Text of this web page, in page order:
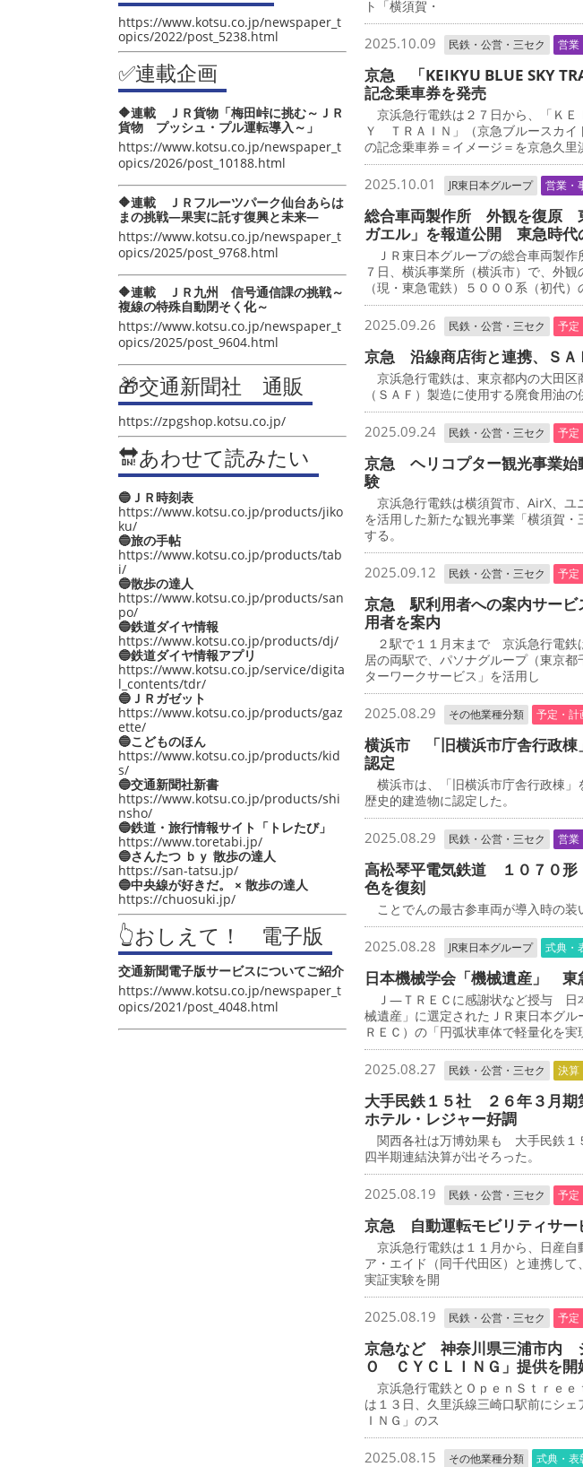
https://www.kotsu.co.jp/newspaper_t
opics/2022/post_5238.html
✅連載企画
🔶連載 ＪＲ貨物「梅田峠に挑む～ＪＲ
貨物 プッシュ・プル運転導入～」
https://www.kotsu.co.jp/newspaper_t
opics/2026/post_10188.html
🔶連載 ＪＲフルーツパーク仙台あらは
まの挑戦―果実に託す復興と未来―
https://www.kotsu.co.jp/newspaper_t
opics/2025/post_9768.html
🔶連載 ＪＲ九州 信号通信課の挑戦～
複線の特殊自動閉そく化～
https://www.kotsu.co.jp/newspaper_t
opics/2025/post_9604.html
🎁交通新聞社 通販
https://zpgshop.kotsu.co.jp/
🔛あわせて読みたい
🔵ＪＲ時刻表
https://www.kotsu.co.jp/products/jiko
ku/
🔵旅の手帖
https://www.kotsu.co.jp/products/tab
i/
🔵散歩の達人
https://www.kotsu.co.jp/products/san
po/
🔵鉄道ダイヤ情報
https://www.kotsu.co.jp/products/dj/
🔵鉄道ダイヤ情報アプリ
https://www.kotsu.co.jp/service/digita
l_contents/tdr/
🔵ＪＲガゼット
https://www.kotsu.co.jp/products/gaz
ette/
🔵こどものほん
https://www.kotsu.co.jp/products/kid
s/
🔵交通新聞社新書
https://www.kotsu.co.jp/products/shi
nsho/
🔵鉄道・旅行情報サイト「トレたび」
https://www.toretabi.jp/
🔵さんたつ ｂｙ 散歩の達人
https://san-tatsu.jp/
🔵中央線が好きだ。 × 散歩の達人
https://chuosuki.jp/
👆おしえて！ 電子版
交通新聞電子版サービスについてご紹介
https://www.kotsu.co.jp/newspaper_t
opics/2021/post_4048.html
ト「横須賀・
2025.10.09 民鉄・公営・三セク 営業
京急 「KEIKYU BLUE SKY
記念乗車券を発売
京浜急行電鉄は２７日から、「Ｋ
Ｙ ＴＲＡＩＮ」（京急ブルースカイ
の記念乗車券＝イメージ＝を京急久里
2025.10.01 JR東日本グループ 営業・
総合車両製作所 外観を復原
ガエル」を報道公開 東急時代
ＪＲ東日本グループの総合車両製
７日、横浜事業所（横浜市）で、外
（現・東急電鉄）５０００系（初代）
2025.09.26 民鉄・公営・三セク 予定
京急 沿線商店街と連携、ＳＡ
京浜急行電鉄は、東京都内の大田区
（ＳＡＦ）製造に使用する廃食用油の
2025.09.24 民鉄・公営・三セク 予定
京急 ヘリコプター観光事業
験
京浜急行電鉄は横須賀市、AirX、ユ
を活用した新たな観光事業「横須賀
する。
2025.09.12 民鉄・公営・三セク 予定
京急 駅利用者への案内サー
用者を案内
２駅で１１月末まで 京浜急行電鉄
居の両駅で、パソナグループ（東京
ターワークサービス」を活用し
2025.08.29 その他業種分類 予定・計
横浜市 「旧横浜市庁舎行政
認定
横浜市は、「旧横浜市庁舎行政棟」
歴史的建造物に認定した。
2025.08.29 民鉄・公営・三セク 営業
高松琴平電気鉄道 １０７０
色を復刻
ことでんの最古参車両が導入時の
2025.08.28 JR東日本グループ 式典・
日本機械学会「機械遺産」 東
Ｊ―ＴＲＥＣに感謝状など授与 日
械遺産」に選定されたＪＲ東日本グ
ＲＥＣ）の「円弧状車体で軽量化を実
2025.08.27 民鉄・公営・三セク 決算
大手民鉄１５社 ２６年３月期
ホテル・レジャー好調
関西各社は万博効果も 大手民鉄１
四半期連結決算が出そろった。
2025.08.19 民鉄・公営・三セク 予定
京急 自動運転モビリティサ
京浜急行電鉄は１１月から、日産自
ア・エイド（同千代田区）と連携し
実証実験を開
2025.08.19 民鉄・公営・三セク 予定
京急など 神奈川県三浦市内
Ｏ ＣＹＣＬＩＮＧ」提供を開
京浜急行電鉄とＯｐｅｎＳｔｒｅｅ
は１３日、久里浜線三崎口駅前にシ
ＩＮＧ」のス
2025.08.15 その他業種分類 式典・表